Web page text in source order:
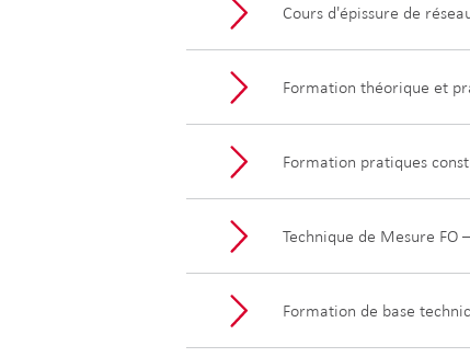
Cours d'épissure de
Formation théorique et
Formation pratiques
Technique de Mesure FO
Formation de base